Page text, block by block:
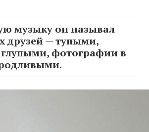
музыку он называл
друзей — тупыми,
фотографии в